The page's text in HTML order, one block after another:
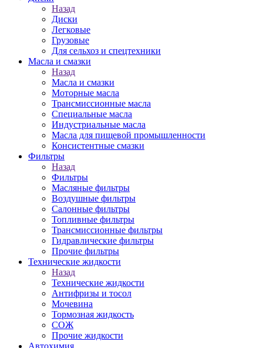
Назад
Диски
Легковые
Грузовые
Для сельхоз и спецтехники
Масла и смазки
Назад
Масла и смазки
Моторные масла
Трансмиссионные масла
Специальные масла
Индустриальные масла
Масла для пищевой промышленности
Консистентные смазки
Фильтры
Назад
Фильтры
Масляные фильтры
Воздушные фильтры
Салонные фильтры
Топливные фильтры
Трансмиссионные фильтры
Гидравлические фильтры
Прочие фильтры
Технические жидкости
Назад
Технические жидкости
Антифризы и тосол
Мочевина
Тормозная жидкость
СОЖ
Прочие жидкости
Автохимия